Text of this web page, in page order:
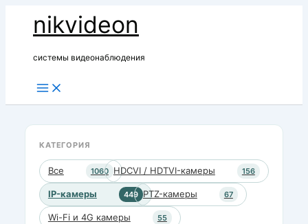
nikvideon
системы видеонаблюдения
КАТЕГОРИЯ
Все 1060 HDCVI / HDTVI-камеры 156
IP-камеры 449 PTZ-камеры 67
Wi-Fi и 4G камеры 55